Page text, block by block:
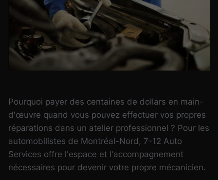
Pourquoi payer des centaines de dollars en main-
d'œuvre quand vous pouvez effectuer vos propres
réparations dans un atelier professionnel ? Pour les
automobilistes de Montréal-Nord, 7-12 Auto
Services offre l'espace et l'accompagnement
nécessaires pour devenir votre propre mécanicien.